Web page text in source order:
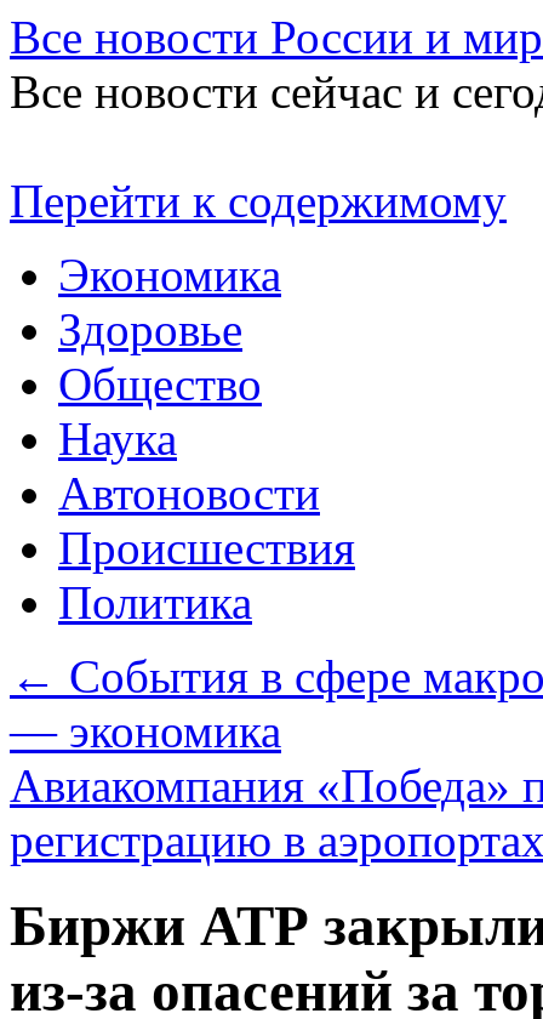
Все новости России и
Все новости сейчас и
Перейти к содержимому
Экономика
Здоровье
Общество
Наука
Автоновости
Происшествия
Политика
← События в сфере
— экономика
Авиакомпания «Победа»
регистрацию в
Биржи АТР
из-за опасений за